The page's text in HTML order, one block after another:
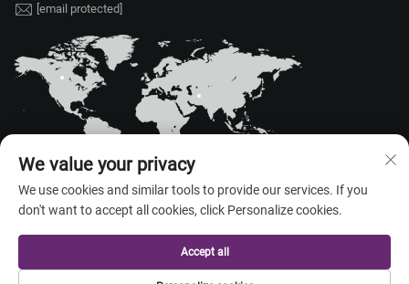
[email protected]
voorbehouden. —
Privacybeleid
We value your privacy
We use cookies and similar tools to provide our services. If you
don't want to accept all cookies, click Personalize cookies.
Accept all